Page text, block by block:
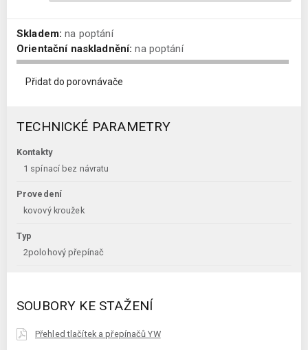
Skladem: na poptání
Orientační naskladnění: na poptání
Přidat do porovnávače
TECHNICKÉ PARAMETRY
Kontakty
1 spínací bez návratu
Provedení
kovový kroužek
Typ
2polohový přepínač
SOUBORY KE STAŽENÍ
Přehled tlačítek a přepínačů YW